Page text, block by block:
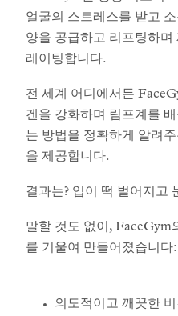
얼굴의 스트레스를 받고
양을 공급하고 리프팅하
레이팅합니다.
전 세계 어디에서든
겐을 강화하며 림프계를
는 방법을 정확하게 알려
을 제공합니다.
결과는? 입이 떡 벌어지고
말할 것도 없이, FaceGym
를 기울여 만들어졌습니다:
의도적이고 깨끗한